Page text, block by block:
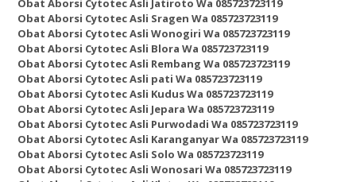
Obat Aborsi Cytotec Asli Sragen Wa 085723723119
Obat Aborsi Cytotec Asli Wonogiri Wa 085723723119
Obat Aborsi Cytotec Asli Blora Wa 085723723119
Obat Aborsi Cytotec Asli Rembang Wa 085723723119
Obat Aborsi Cytotec Asli pati Wa 085723723119
Obat Aborsi Cytotec Asli Kudus Wa 085723723119
Obat Aborsi Cytotec Asli Jepara Wa 085723723119
Obat Aborsi Cytotec Asli Purwodadi Wa 085723723119
Obat Aborsi Cytotec Asli Karanganyar Wa 085723723119
Obat Aborsi Cytotec Asli Solo Wa 085723723119
Obat Aborsi Cytotec Asli Wonosari Wa 085723723119